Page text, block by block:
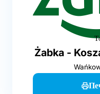
Żabka -